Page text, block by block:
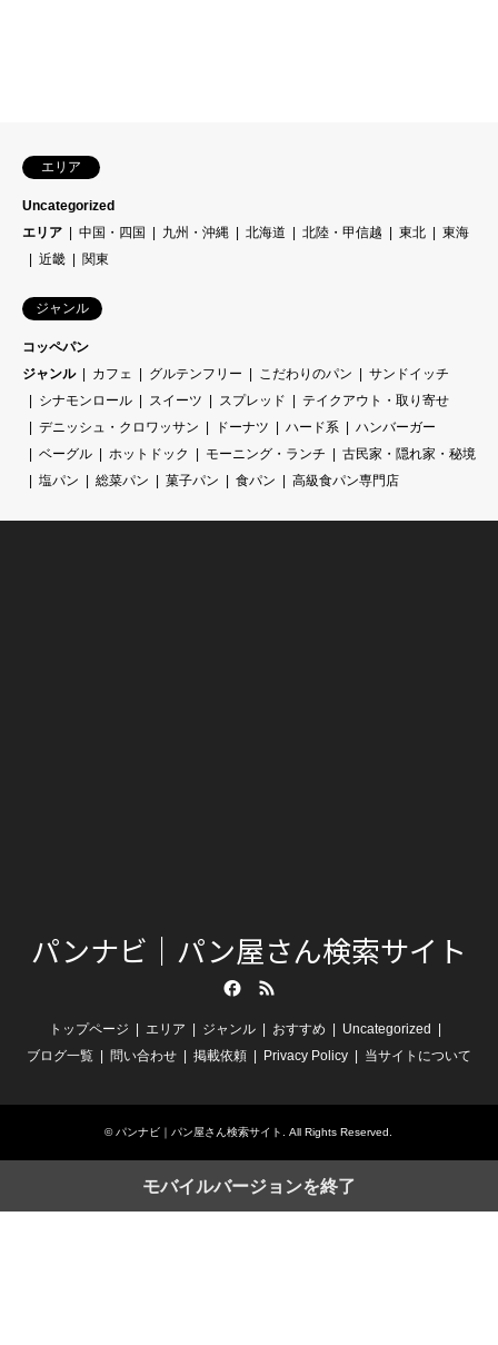
エリア
Uncategorized
エリア
中国・四国 九州・沖縄 北海道 北陸・甲信越 東北
東海
近畿
関東
ジャンル
コッペパン
ジャンル
カフェ グルテンフリー こだわりのパン
サンドイッチ
シナモンロール
スイーツ スプレッド
テイクアウト・取り寄せ
デニッシュ・クロワッサン
ドーナツ ハード系
ハンバーガー
ベーグル
ホットドック モーニング・ランチ
古民家・隠れ家・秘境
塩パン
総菜パン 菓子パン 食パン 高級食パン専門店
パンナビ｜パン屋さん検索サイト
トップページ エリア ジャンル おすすめ
Uncategorized
ブログ一覧
問い合わせ 掲載依頼 Privacy Policy 当サイトについて
©パンナビ｜パン屋さん検索サイト. All Rights Reserved.
モバイルバージョンを終了